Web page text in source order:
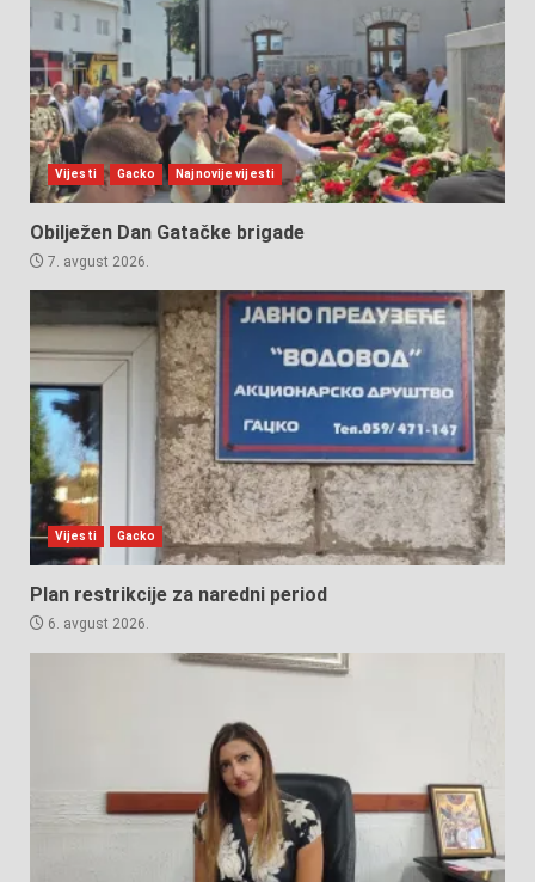
Vijesti Gacko Najnovije vijesti
Obilježen Dan Gatačke brigade
7. avgust 2026.
Vijesti Gacko
Plan restrikcije za naredni period
6. avgust 2026.